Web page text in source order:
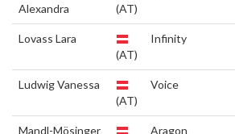
Alexandra
(AT)
Lovass Lara
(AT)
Infinity
Ludwig Vanessa
(AT)
Voice
Mandl-Mösinger
Aragon